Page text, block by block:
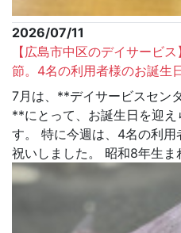
2026/07/11
【広島市中区のデイサービ
節。4名の利用者様のお誕生
7月は、**デイサービスセン
**にとって、お誕生日を迎
す。 特に今週は、4名の利
祝いしました。 昭和8年生ま